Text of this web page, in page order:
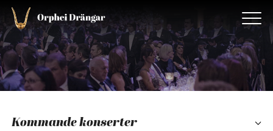
Kommande konserter